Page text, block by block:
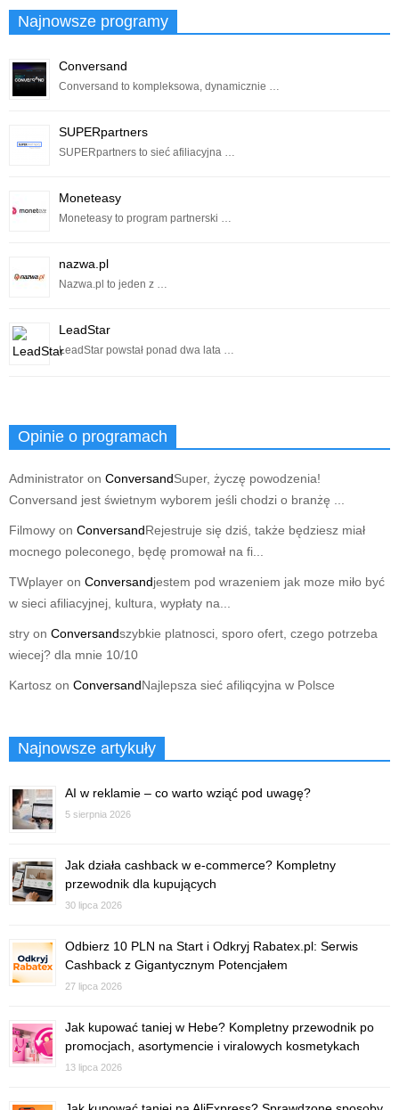
Najnowsze programy
Conversand
Conversand to kompleksowa, dynamicznie …
SUPERpartners
SUPERpartners to sieć afiliacyjna …
Moneteasy
Moneteasy to program partnerski …
nazwa.pl
Nazwa.pl to jeden z …
LeadStar
LeadStar powstał ponad dwa lata …
Opinie o programach
Administrator on ConversandSuper, życzę powodzenia!
Conversand jest świetnym wyborem jeśli chodzi o branżę ...
Filmowy on ConversandRejestruje się dziś, także będziesz miał
mocnego poleconego, będę promował na fi...
TWplayer on Conversandjestem pod wrazeniem jak moze miło być
w sieci afiliacyjnej, kultura, wypłaty na...
stry on Conversandszybkie platnosci, sporo ofert, czego potrzeba
wiecej? dla mnie 10/10
Kartosz on ConversandNajlepsza sieć afiliqcyjna w Polsce
Najnowsze artykuły
AI w reklamie – co warto wziąć pod uwagę?
5 sierpnia 2026
Jak działa cashback w e-commerce? Kompletny
przewodnik dla kupujących
30 lipca 2026
Odbierz 10 PLN na Start i Odkryj Rabatex.pl: Serwis
Cashback z Gigantycznym Potencjałem
27 lipca 2026
Jak kupować taniej w Hebe? Kompletny przewodnik po
promocjach, asortymencie i viralowych kosmetykach
13 lipca 2026